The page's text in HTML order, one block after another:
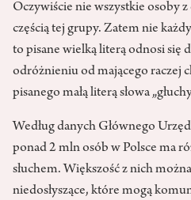
Oczywiście nie wszystkie osoby z
częścią tej grupy. Zatem nie
to pisane wielką literą odnosi się
odróżnieniu od mającego raczej
pisanego małą literą słowa
Według danych Głównego
ponad 2 mln osób w Polsce ma
słuchem. Większość z nich
niedosłyszące, które mogą